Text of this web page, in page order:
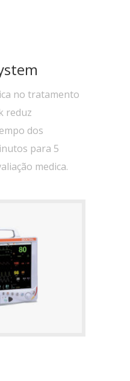
no tratamento
reduz
dos
para 5
medica.